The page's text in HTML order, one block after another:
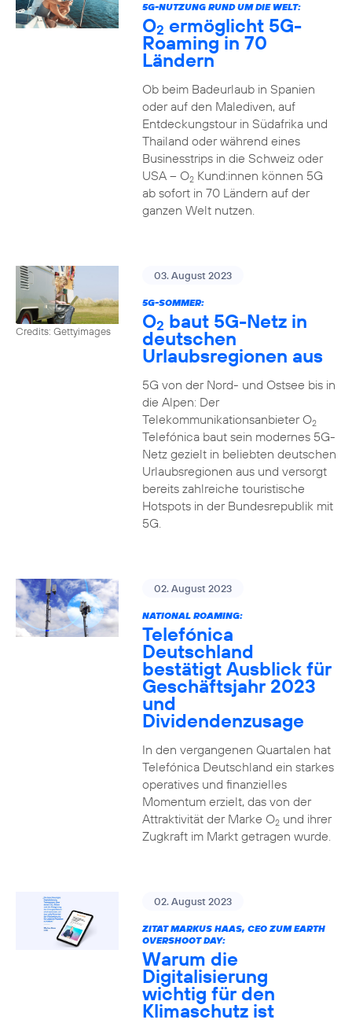
5G-NUTZUNG RUND UM DIE WELT:
O2 ermöglicht 5G-
Roaming in 70
Ländern
Ob beim Badeurlaub in Spanien
oder auf den Malediven, auf
Entdeckungstour in Südafrika und
Thailand oder während eines
Businesstrips in die Schweiz oder
USA – O2Kund:innen können 5G
ab sofort in 70 Ländern auf der
ganzen Welt nutzen.
Credits: Gettyimages
03. August 2023
5G-SOMMER:
O2 baut 5G-Netz in
deutschen
Urlaubsregionen aus
5G von der Nord- und Ostsee bis in
die Alpen: Der
Telekommunikationsanbieter O2
Telefónica baut sein modernes 5G-
Netz gezielt in beliebten deutschen
Urlaubsregionen aus und versorgt
bereits zahlreiche touristische
Hotspots in der Bundesrepublik mit
5G.
02. August 2023
NATIONAL ROAMING:
Telefónica
Deutschland
bestätigt Ausblick für
Geschäftsjahr 2023
und
Dividendenzusage
In den vergangenen Quartalen hat
Telefónica Deutschland ein starkes
operatives und finanzielles
Momentum erzielt, das von der
Attraktivität der Marke O2und ihrer
Zugkraft im Markt getragen wurde.
02. August 2023
ZITAT MARKUS HAAS, CEO ZUM EARTH
OVERSHOOT DAY:
Warum die
Digitalisierung
wichtig für den
Klimaschutz ist